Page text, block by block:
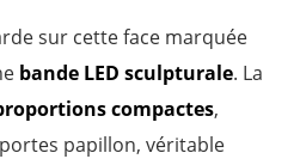
sur cette face marquée
bande LED sculpturale. La
compactes,
papillon, véritable